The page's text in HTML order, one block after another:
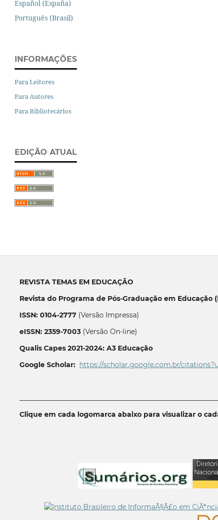
Español (España)
Português (Brasil)
INFORMAÇÕES
Para Leitores
Para Autores
Para Bibliotecários
EDIÇÃO ATUAL
REVISTA TEMAS EM EDUCAÇÃO
Revista do Programa de Pós-Graduação em Educação
ISSN: 0104-2777(Versão Impressa)
eISSN: 2359-7003(Versão On-line)
Qualis Capes 2021-2024: A3 Educação
Google Scholar: https://scholar.google.com.br/
Clique em cada logomarca abaixo para visualizar o